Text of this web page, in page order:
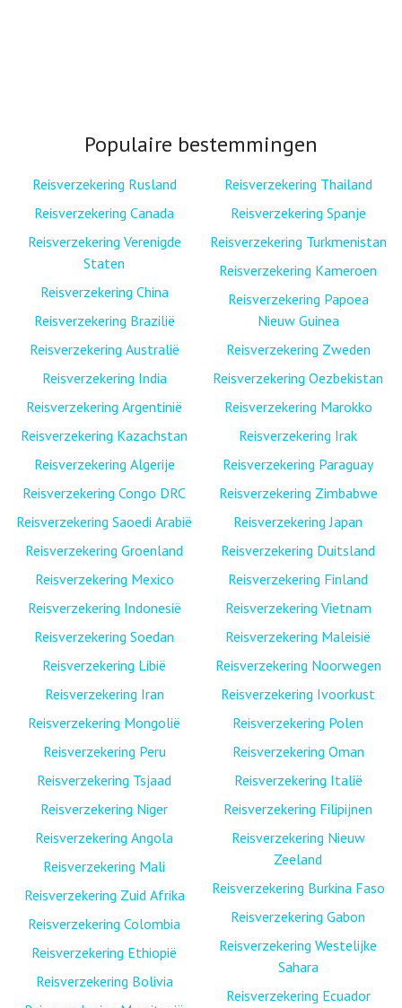
Populaire bestemmingen
Reisverzekering Rusland
Reisverzekering Canada
Reisverzekering Verenigde
Staten
Reisverzekering China
Reisverzekering Brazilië
Reisverzekering Australië
Reisverzekering India
Reisverzekering Argentinië
Reisverzekering Kazachstan
Reisverzekering Algerije
Reisverzekering Congo DRC
Reisverzekering Saoedi Arabië
Reisverzekering Groenland
Reisverzekering Mexico
Reisverzekering Indonesië
Reisverzekering Soedan
Reisverzekering Libië
Reisverzekering Iran
Reisverzekering Mongolië
Reisverzekering Peru
Reisverzekering Tsjaad
Reisverzekering Niger
Reisverzekering Angola
Reisverzekering Mali
Reisverzekering Zuid Afrika
Reisverzekering Colombia
Reisverzekering Ethiopië
Reisverzekering Bolivia
Reisverzekering Thailand
Reisverzekering Spanje
Reisverzekering Turkmenistan
Reisverzekering Kameroen
Reisverzekering Papoea
Nieuw Guinea
Reisverzekering Zweden
Reisverzekering Oezbekistan
Reisverzekering Marokko
Reisverzekering Irak
Reisverzekering Paraguay
Reisverzekering Zimbabwe
Reisverzekering Japan
Reisverzekering Duitsland
Reisverzekering Finland
Reisverzekering Vietnam
Reisverzekering Maleisië
Reisverzekering Noorwegen
Reisverzekering Ivoorkust
Reisverzekering Polen
Reisverzekering Oman
Reisverzekering Italië
Reisverzekering Filipijnen
Reisverzekering Nieuw
Zeeland
Reisverzekering Burkina Faso
Reisverzekering Gabon
Reisverzekering Westelijke
Sahara
Reisverzekering Ecuador